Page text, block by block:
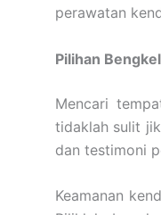
perawatan
Pilihan
Mencari
tidaklah sulit
dan testimoni
Keamanan